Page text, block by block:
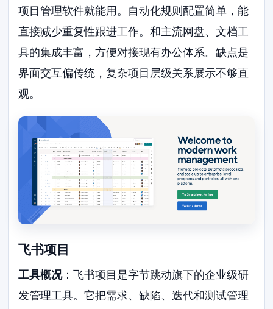
项目管理软件就能用。自动化规则配置简单，能
直接减少重复性跟进工作。和主流网盘、文档工
具的集成丰富，方便对接现有办公体系。缺点是
界面交互偏传统，复杂项目层级关系展示不够直
观。
飞书项目
工具概况：飞书项目是字节跳动旗下的企业级研
发管理工具。它把需求、缺陷、迭代和测试管理